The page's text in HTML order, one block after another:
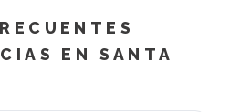
EN SANTA